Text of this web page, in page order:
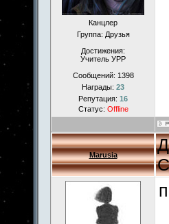
Канцлер
Группа: Друзья
Достижения:
Учитель УРР
Сообщений: 1398
Награды: 23
Репутация: 16
Статус: Offline
Marusia